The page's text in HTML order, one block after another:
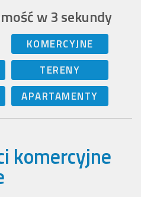
w 3 sekundy
KOMERCYJNE
TERENY
APARTAMENTY
komercyjne